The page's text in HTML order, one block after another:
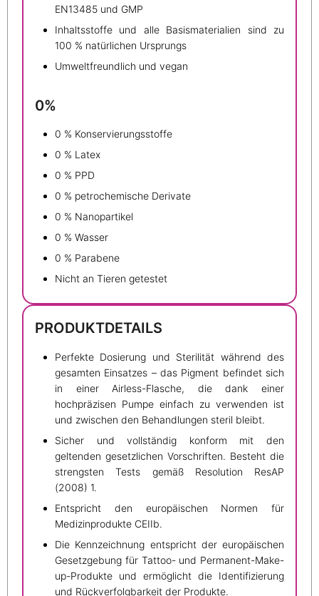
EN13485 und GMP
Inhaltsstoffe und alle Basismaterialien sind zu
100 % natürlichen Ursprungs
Umweltfreundlich und vegan
0%
0 % Konservierungsstoffe
0 % Latex
0 % PPD
0 % petrochemische Derivate
0 % Nanopartikel
0 % Wasser
0 % Parabene
Nicht an Tieren getestet
PRODUKTDETAILS
Perfekte Dosierung und Sterilität während des
gesamten Einsatzes – das Pigment befindet sich
in einer Airless-Flasche, die dank einer
hochpräzisen Pumpe einfach zu verwenden ist
und zwischen den Behandlungen steril bleibt.
Sicher und vollständig konform mit den
geltenden gesetzlichen Vorschriften. Besteht die
strengsten Tests gemäß Resolution ResAP
(2008) 1.
Entspricht den europäischen Normen für
Medizinprodukte CEIIb.
Die Kennzeichnung entspricht der europäischen
Gesetzgebung für Tattoo- und Permanent-Make-
up-Produkte und ermöglicht die Identifizierung
und Rückverfolgbarkeit der Produkte.